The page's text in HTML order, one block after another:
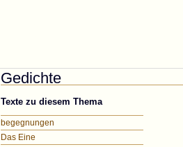
Gedichte
Texte zu diesem Thema
begegnungen
Das Eine